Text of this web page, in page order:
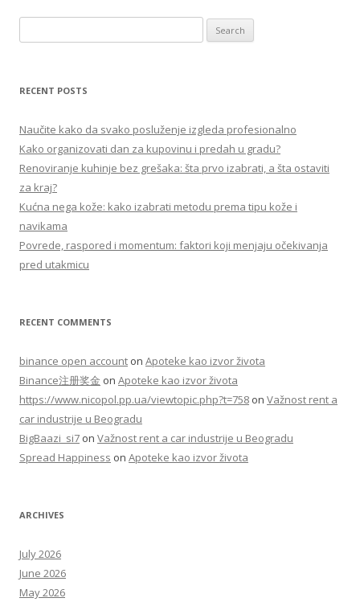
e
r
h
f
o
:
RECENT POSTS
Naučite kako da svako posluženje izgleda profesionalno
Kako organizovati dan za kupovinu i predah u gradu?
Renoviranje kuhinje bez grešaka: šta prvo izabrati, a šta ostaviti
za kraj?
Kućna nega kože: kako izabrati metodu prema tipu kože i
navikama
Povrede, raspored i momentum: faktori koji menjaju očekivanja
pred utakmicu
RECENT COMMENTS
binance open account on Apoteke kao izvor života
Binance注册奖金 on Apoteke kao izvor života
https://www.nicopol.pp.ua/viewtopic.php?t=758 on Važnost rent a
car industrije u Beogradu
BigBaazi_si7 on Važnost rent a car industrije u Beogradu
Spread Happiness on Apoteke kao izvor života
ARCHIVES
July 2026
June 2026
May 2026